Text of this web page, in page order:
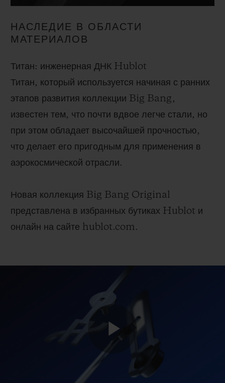
НАСЛЕДИЕ В ОБЛАСТИ
МАТЕРИАЛОВ
Титан: инженерная ДНК Hublot
Титан, который используется начиная с ранних
этапов развития коллекции Big Bang,
известен тем, что почти вдвое легче стали, но
при этом обладает высочайшей прочностью,
что делает его пригодным для применения в
аэрокосмической отрасли.
Новая коллекция Big Bang Original
представлена в избранных бутиках Hublot и
онлайн на сайте hublot.com.
Play